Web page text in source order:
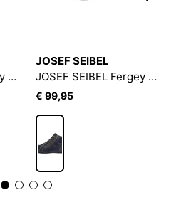
JOSEF SEIBEL Fergey 86 | Stiefelette für Damen | Braun
JOSEF SEIBEL
JOSEF SEIBEL Fergey 67 | Stiefelette für Damen | Blau
€ 99,95